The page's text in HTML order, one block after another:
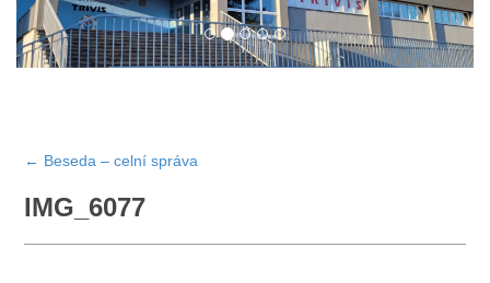
← Beseda – celní správa
IMG_6077